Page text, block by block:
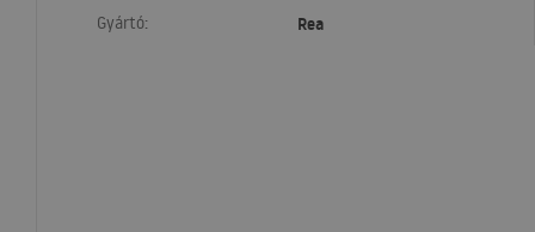
Gyártó: Rea